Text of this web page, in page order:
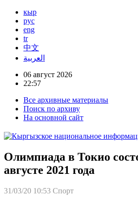
кыр
рус
eng
tr
中文
العربية
06 август 2026
22:57
Все архивные материалы
Поиск по архиву
На основной сайт
Олимпиада в Токио
августе 2021 года
31/03/20 10:53 Спорт